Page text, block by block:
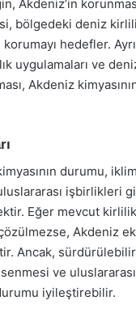
Akdeniz’in
bölgedeki deniz
hedefler.
uygulamaları ve
Akdeniz
durumu,
işbirlikleri
Eğer mevcut
Akdeniz
Ancak, sürdürülebilir
ve
iyileştirebilir.